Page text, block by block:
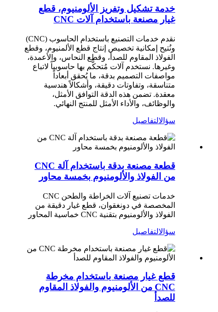
خدمة تشكيل وتفريز الألومنيوم، قطع
غيار مصنعة باستخدام آلات CNC
نقدم خدمات التصنيع باستخدام الحاسوب (CNC)
ونُتيح إمكانية تخصيص إنتاج قطع الألمنيوم، وقطع
الفولاذ المقاوم للصدأ، وقطع النحاس، والأعمدة،
وغيرها. نستخدم آلات مُتحكَّم بها حاسوبياً لاتباع
مواصفات التصميم بدقة، ما يُحقق أبعاداً
متناسقة، وتفاوتات دقيقة، وأشكالاً هندسية
معقدة. تضمن هذه الدقة التوافق الأمثل،
والوظائف، والأداء الأمثل للمنتج النهائي.
سؤالالتفاصيل
قطعة مصنعة بدقة باستخدام آلة CNC
من الفولاذ والألومنيوم بخمسة محاور
خدمات تصنيع آلات الخراطة والطحن CNC
المخصصة في دونغقوان، قطع غيار دقيقة من
الفولاذ والألومنيوم بتقنية CNC خماسية المحاور
سؤالالتفاصيل
قطع غيار مصنعة باستخدام مخرطة
CNC من الألومنيوم والفولاذ المقاوم
للصدأ